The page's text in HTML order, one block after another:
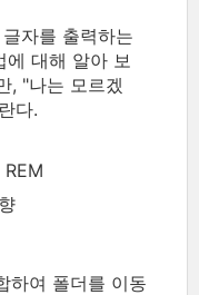
자를 출력하는
에 대해 알아 보
, "나는 모르겠
다.
하여 폴더를 이동